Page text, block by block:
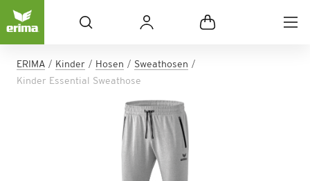
ERIMA Kinder Hosen
Sweathosen
Kinder Essential Sweathose